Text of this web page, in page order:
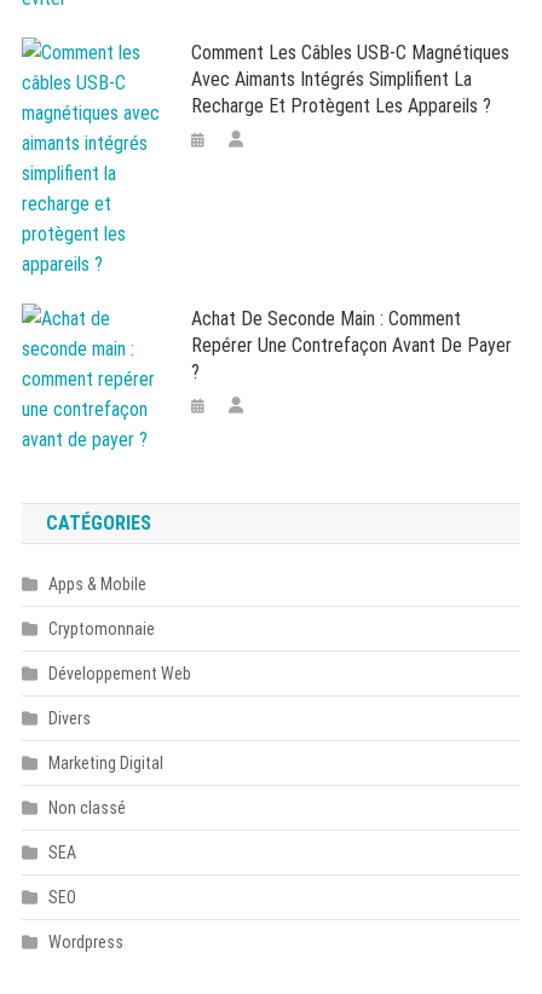
Comment Les Câbles USB-C Magnétiques
Avec Aimants Intégrés Simplifient La
Recharge Et Protègent Les Appareils ?
Achat De Seconde Main : Comment
Repérer Une Contrefaçon Avant De Payer
?
CATÉGORIES
Apps & Mobile
Cryptomonnaie
Développement Web
Divers
Marketing Digital
Non classé
SEA
SEO
Wordpress